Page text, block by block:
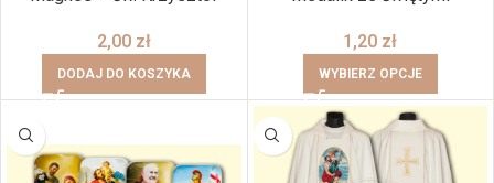
2,00 zł
DODAJ DO KOSZYKA
1,20 zł
WYBIERZ OPCJE